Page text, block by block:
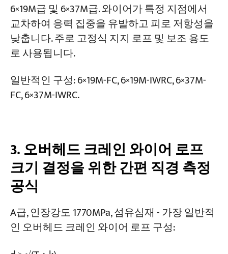
6×19M급 및 6×37M급. 와이어가 특정 지점에서
교차하여 응력 집중을 유발하고 피로 저항성을
낮춥니다. 주로 고정식 지지 로프 및 보조 용도
로 사용됩니다.
일반적인 구성: 6×19M-FC, 6×19M-IWRC, 6×37M-
FC, 6×37M-IWRC.
3. 오버헤드 크레인 와이어 로프
크기 결정을 위한 간편 직경 측정
공식
A급, 인장강도 1770MPa, 섬유심재 - 가장 일반적
인 오버헤드 크레인 와이어 로프 구성: